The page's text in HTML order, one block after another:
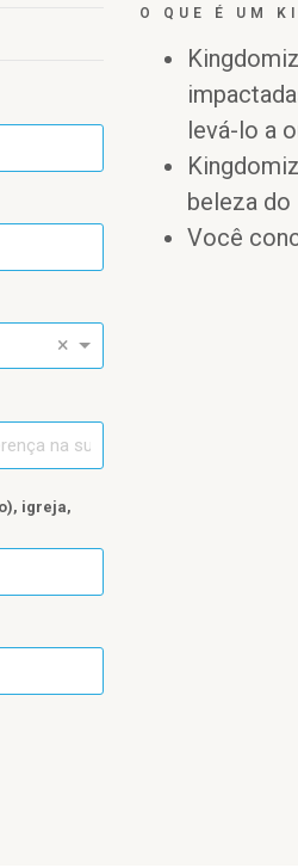
×
igreja,
O QUE É UM
levá-lo a
beleza do
Você